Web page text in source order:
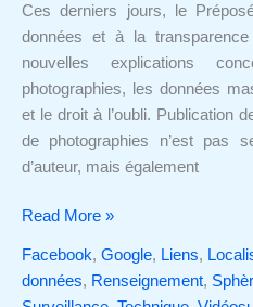
Ces derniers jours, le
données et à la
nouvelles explications
photographies, les données
et le droit à l’oubli. Publication
de photographies n’est pas
d’auteur, mais également
droit
à
l'oubli:
les
dernières
explications
du
Read More »
Facebook, Google, Liens,
données, Renseignement,